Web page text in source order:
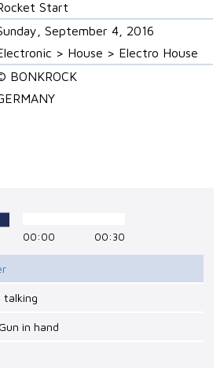
Start
September 4, 2016
> House > Electro House
BONKROCK
00:00 00:30
talking
in hand